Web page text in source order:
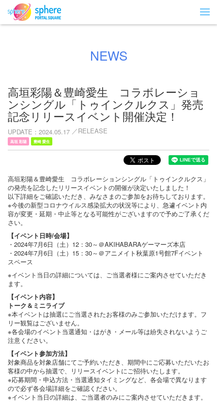
NEWS
高垣彩陽＆豊崎愛生 コラボレーショ
ンシングル「トゥインクルクス」発売
記念リリースイベント開催決定！
UPDATE 2024.05.17 RELEASE
高垣 彩陽 豊崎 愛生
高垣彩陽＆豊崎愛生 コラボレーションシングル「トゥインクルクス」
の発売を記念したリリースイベントの開催が決定いたしました！
以下詳細をご確認いただき、みなさまのご参加をお待ちしております。
※今後の新型コロナウイルス感染拡大の状況等により、急遽イベント内
容が変更・延期・中止等となる可能性がございますので予めご了承くだ
さい。
【イベント日時/会場】
・2024年7月6日（土）12：30～＠AKIHABARAゲーマーズ本店
・2024年7月6日（土）15：30～＠アニメイト秋葉原1号館7Fイベント
スペース
※イベント当日の詳細については、ご当選者様にご案内させていただき
ます。
【イベント内容】
トーク＆ミニライブ
※本イベントは抽選にご当選されたお客様のみご参加いただけます。フ
リー観覧はございません。
※各会場のイベント当選通知・はがき・メール等は紛失されないようご
注意ください。
【イベント参加方法】
対象商品を対象店舗にてご予約いただき、期間中にご応募いただいたお
客様の中から抽選で、リリースイベントにご招待いたします。
※応募期間・申込方法・当選通知タイミングなど、各会場で異なります
ので必ず各会場詳細をご確認ください。
※イベント当日の詳細は、ご当選者のみにご案内させていただきます。